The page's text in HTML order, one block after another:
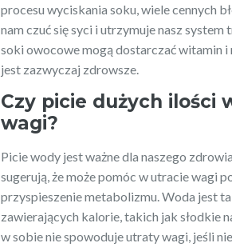
procesu wyciskania soku, wiele cennych
nam czuć się syci i utrzymuje nasz
soki owocowe mogą dostarczać witamin i
jest zazwyczaj zdrowsze.
Czy picie dużych ilości
wagi?
Picie wody jest ważne dla naszego
sugerują, że może pomóc w utracie wagi
przyspieszenie metabolizmu. Woda jest
zawierających kalorie, takich jak słodkie
w sobie nie spowoduje utraty wagi, jeśli